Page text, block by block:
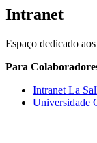
Intranet
Espaço dedicado
Para
Intranet La
Universidade